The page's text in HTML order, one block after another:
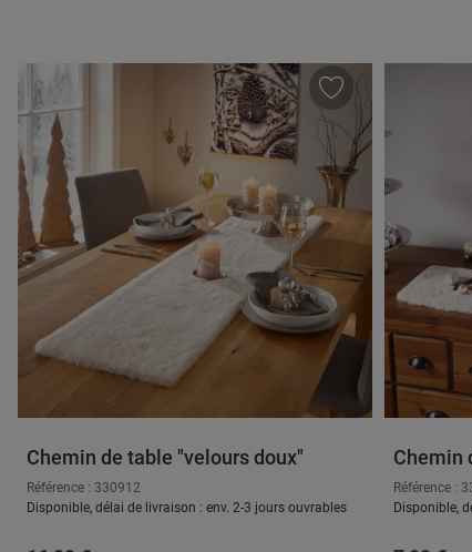
Chemin de table "velours doux"
Référence : 330912
Disponible, délai de livraison : env. 2-3 jours ouvrables
Chemin
Référence :
Disponible,